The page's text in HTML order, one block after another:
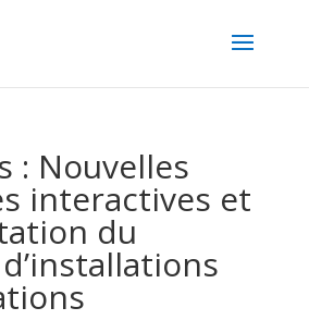
: Nouvelles
interactives et
du